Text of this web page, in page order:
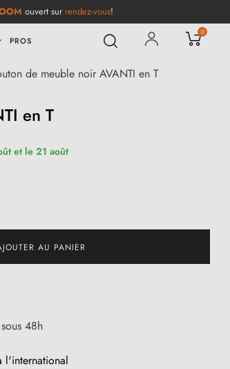
ouvert sur rendez-vous!
PROS
0
de meuble noir AVANTI en T
en T
et le 21 août
AU PANIER
48h
l'international